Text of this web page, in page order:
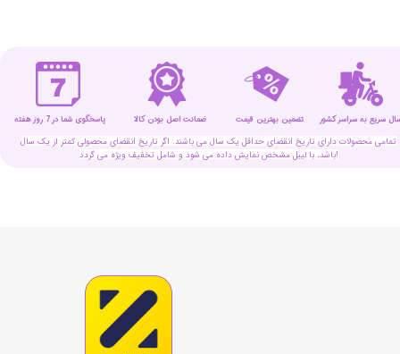
تمامی محصولات دارای تاریخ انقضای حداقل یک سال می باشند. اگر تاریخ انقضای محصولی کمتر از یک سال
باشد، با لیبل مشخص نمایش داده می شود و شامل تخفیف ویژه می گردد!
ضمانت اصل بودن کالا تضمین بهترین قیمت پاسخگوی شما در 7 روز هفته سریع به سراسر کشور